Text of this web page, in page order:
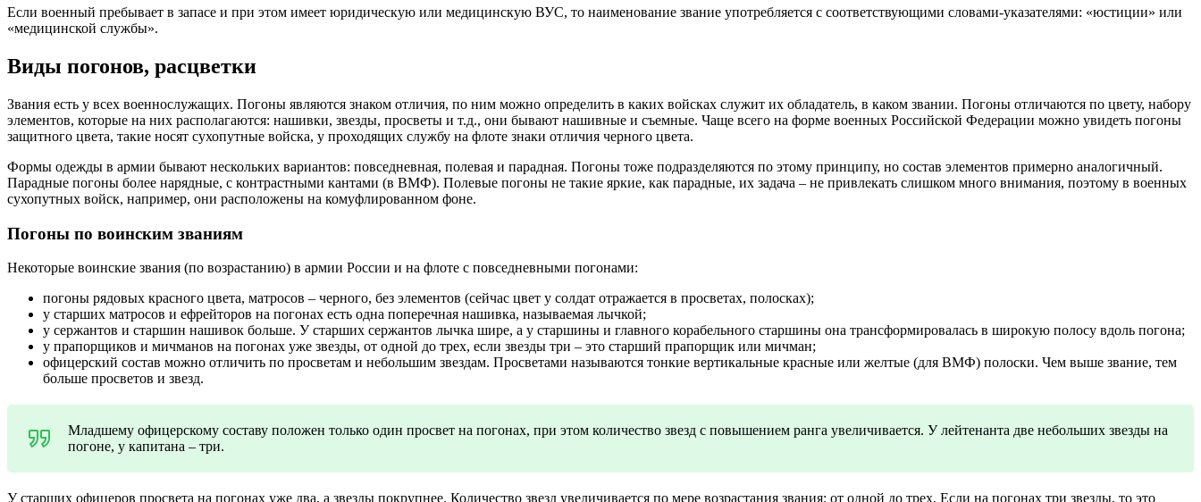
Если военный пребывает в запасе и при этом имеет юридическую или медицинскую ВУС, то наименование звание употребляется с соответствующими словами-указателями: «юстиции» или
«медицинской службы».
Виды погонов, расцветки
Звания есть у всех военнослужащих. Погоны являются знаком отличия, по ним можно определить в каких войсках служит их обладатель, в каком звании. Погоны отличаются по цвету, набору
элементов, которые на них располагаются: нашивки, звезды, просветы и т.д., они бывают нашивные и съемные. Чаще всего на форме военных Российской Федерации можно увидеть погоны
защитного цвета, такие носят сухопутные войска, у проходящих службу на флоте знаки отличия черного цвета.
Формы одежды в армии бывают нескольких вариантов: повседневная, полевая и парадная. Погоны тоже подразделяются по этому принципу, но состав элементов примерно аналогичный.
Парадные погоны более нарядные, с контрастными кантами (в ВМФ). Полевые погоны не такие яркие, как парадные, их задача – не привлекать слишком много внимания, поэтому в военных
сухопутных войск, например, они расположены на комуфлированном фоне.
Погоны по воинским званиям
Некоторые воинские звания (по возрастанию) в армии России и на флоте с повседневными погонами:
погоны рядовых красного цвета, матросов – черного, без элементов (сейчас цвет у солдат отражается в просветах, полосках);
у старших матросов и ефрейторов на погонах есть одна поперечная нашивка, называемая лычкой;
у сержантов и старшин нашивок больше. У старших сержантов лычка шире, а у старшины и главного корабельного старшины она трансформировалась в широкую полосу вдоль погона;
у прапорщиков и мичманов на погонах уже звезды, от одной до трех, если звезды три – это старший прапорщик или мичман;
офицерский состав можно отличить по просветам и небольшим звездам. Просветами называются тонкие вертикальные красные или желтые (для ВМФ) полоски. Чем выше звание, тем
больше просветов и звезд.
Младшему офицерскому составу положен только один просвет на погонах, при этом количество звезд с повышением ранга увеличивается. У лейтенанта две небольших звезды на
погоне, у капитана – три.
У старших офицеров просвета на погонах уже два, а звезды покрупнее. Количество звезд увеличивается по мере возрастания звания: от одной до трех. Если на погонах три звезды, то это